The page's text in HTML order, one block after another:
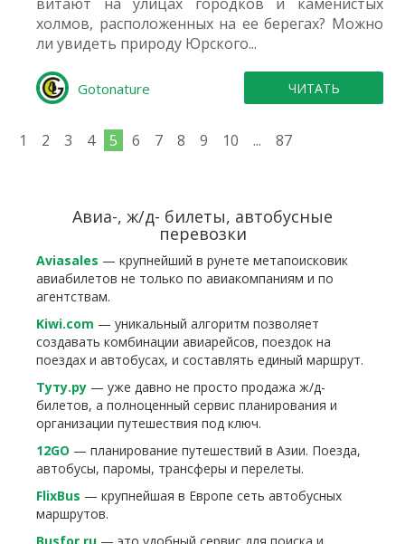
холмов, расположенных на ее берегах? Можно
ли увидеть природу Юрского...
Gotonature ЧИТАТЬ
1 2 3 4 5 6 7 8 9 10 ... 87
Авиа-, ж/д- билеты, автобусные
перевозки
Aviasales — крупнейший в рунете метапоисковик
авиабилетов не только по авиакомпаниям и по
агентствам.
Kiwi.com — уникальный алгоритм позволяет
создавать комбинации авиарейсов, поездок на
поездах и автобусах, и составлять единый маршрут.
Туту.ру — уже давно не просто продажа ж/д-
билетов, а полноценный сервис планирования и
организации путешествия под ключ.
12GO — планирование путешествий в Азии. Поезда,
автобусы, паромы, трансферы и перелеты.
FlixBus — крупнейшая в Европе сеть автобусных
маршрутов.